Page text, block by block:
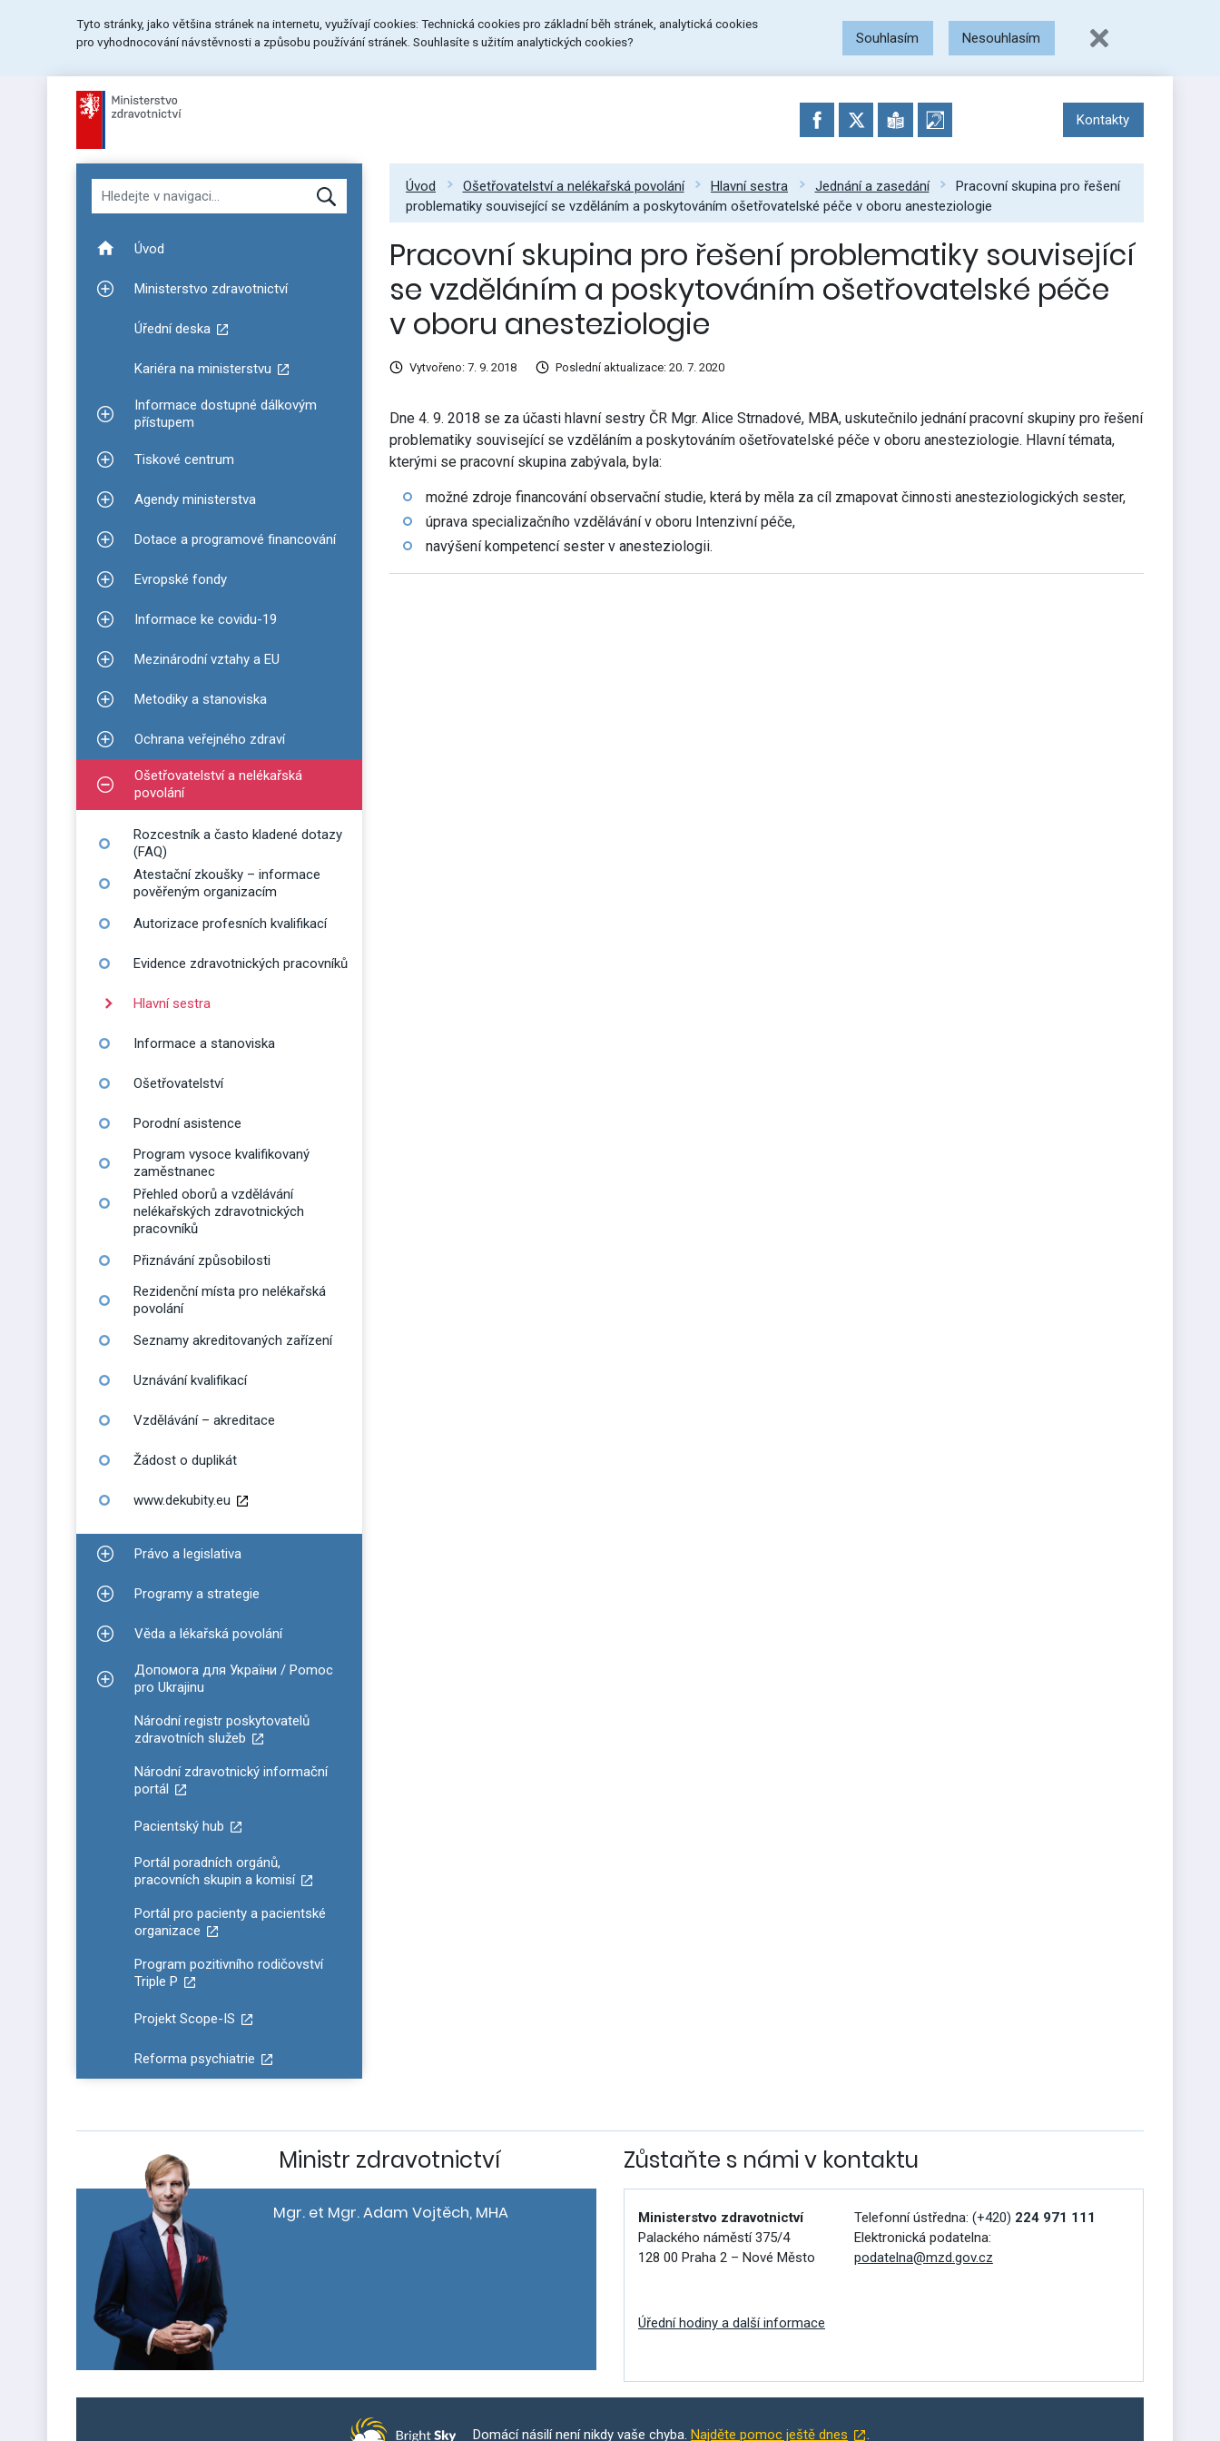
Tyto stránky, jako většina stránek na internetu, využívají cookies: Technická cookies pro základní běh stránek, analytická cookies
pro vyhodnocování návstěvnosti a způsobu používání stránek. Souhlasíte s užitím analytických cookies?
Souhlasím Nesouhlasím
Kontakty
Hledat v navigaci
Úvod
Zobrazit podmenu pro Ministerstvo zdravotnictví
Ministerstvo zdravotnictví
Úřední deska
Kariéra na ministerstvu
Zobrazit podmenu pro Informace dostupné dálkovým přístupem
Informace dostupné dálkovým
přístupem
Zobrazit podmenu pro Tiskové centrum
Tiskové centrum
Zobrazit podmenu pro Agendy ministerstva
Agendy ministerstva
Zobrazit podmenu pro Dotace a programové financování
Dotace a programové financování
Zobrazit podmenu pro Evropské fondy
Evropské fondy
Zobrazit podmenu pro Informace ke covidu-19
Informace ke covidu-19
Zobrazit podmenu pro Mezinárodní vztahy a EU
Mezinárodní vztahy a EU
Zobrazit podmenu pro Metodiky a stanoviska
Metodiky a stanoviska
Zobrazit podmenu pro Ochrana veřejného zdraví
Ochrana veřejného zdraví
Zobrazit podmenu pro Ošetřovatelství a nelékařská povolání
Ošetřovatelství a nelékařská
povolání
Rozcestník a často kladené dotazy
(FAQ)
Atestační zkoušky – informace
pověřeným organizacím
Autorizace profesních kvalifikací
Evidence zdravotnických pracovníků
Hlavní sestra
Informace a stanoviska
Ošetřovatelství
Porodní asistence
Program vysoce kvalifikovaný
zaměstnanec
Přehled oborů a vzdělávání
nelékařských zdravotnických
pracovníků
Přiznávání způsobilosti
Rezidenční místa pro nelékařská
povolání
Seznamy akreditovaných zařízení
Uznávání kvalifikací
Vzdělávání – akreditace
Žádost o duplikát
www.dekubity.eu
Zobrazit podmenu pro Právo a legislativa
Právo a legislativa
Zobrazit podmenu pro Programy a strategie
Programy a strategie
Zobrazit podmenu pro Věda a lékařská povolání
Věda a lékařská povolání
Zobrazit podmenu pro Допомога для України / Pomoc pro Ukrajinu
Допомога для України / Pomoc
pro Ukrajinu
Národní registr poskytovatelů
zdravotních služeb
Národní zdravotnický informační
portál
Pacientský hub
Portál poradních orgánů,
pracovních skupin a komisí
Portál pro pacienty a pacientské
organizace
Program pozitivního rodičovství
Triple P
Projekt Scope-IS
Reforma psychiatrie
Úvod Ošetřovatelství a nelékařská povolání Hlavní sestra Jednání a zasedání
Pracovní skupina pro řešení
problematiky související se vzděláním a poskytováním ošetřovatelské péče v oboru anesteziologie
Pracovní skupina pro řešení problematiky související
se vzděláním a poskytováním ošetřovatelské péče
v oboru anesteziologie
Vytvořeno: 7. 9. 2018 Poslední aktualizace: 20. 7. 2020
Dne 4. 9. 2018 se za účasti hlavní sestry ČR Mgr. Alice Strnadové, MBA, uskutečnilo jednání pracovní skupiny pro řešení
problematiky související se vzděláním a poskytováním ošetřovatelské péče v oboru anesteziologie. Hlavní témata,
kterými se pracovní skupina zabývala, byla:
možné zdroje financování observační studie, která by měla za cíl zmapovat činnosti anesteziologických sester,
úprava specializačního vzdělávání v oboru Intenzivní péče,
navýšení kompetencí sester v anesteziologii.
Ministr zdravotnictví
Mgr. et Mgr. Adam Vojtěch, MHA
Zůstaňte s námi v kontaktu
Ministerstvo zdravotnictví
Palackého náměstí 375/4
128 00 Praha 2 – Nové Město
Telefonní ústředna: (+420) 224 971 111
Elektronická podatelna:
podatelna@mzd.gov.cz
Úřední hodiny a další informace
Domácí násilí není nikdy vaše chyba.Najděte pomoc ještě dnes .